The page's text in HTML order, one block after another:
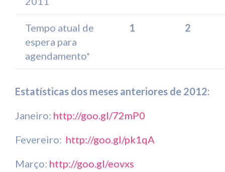
Tempo atual de
espera para
agendamento*
1 2
Estatísticas dos meses anteriores de 2012:
Janeiro: http://goo.gl/72mP0
Fevereiro: http://goo.gl/pk1qA
Março: http://goo.gl/eovxs